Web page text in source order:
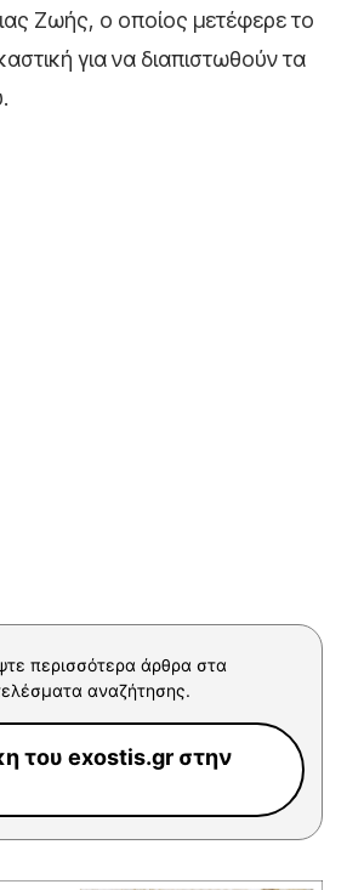
Ζωής, ο οποίος μετέφερε το
για να διαπιστωθούν τα
περισσότερα άρθρα στα
αναζήτησης.
του exostis.gr στην